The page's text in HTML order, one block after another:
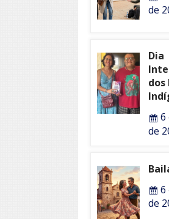
de
Dia
dos
6
de
6
de